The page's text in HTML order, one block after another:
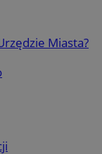
Miasta?